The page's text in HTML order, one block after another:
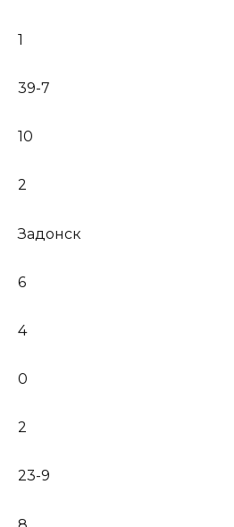
1
39-7
10
2
Задонск
6
4
0
2
23-9